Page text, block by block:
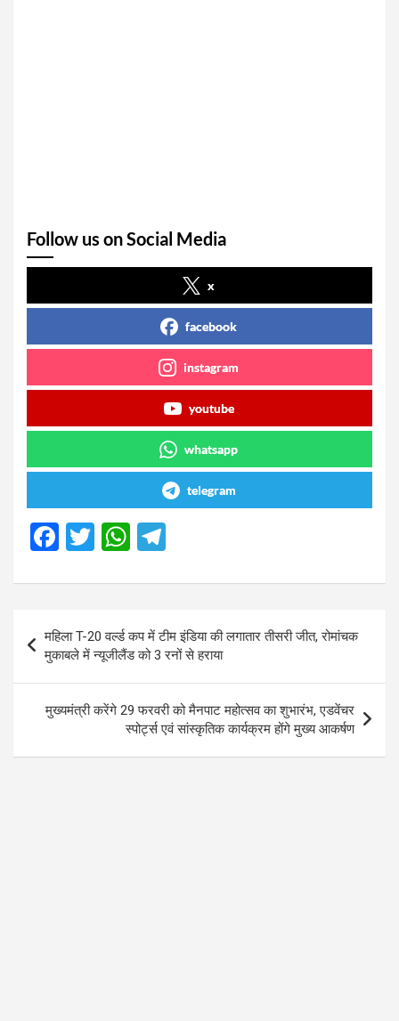
Follow us on Social Media
x
facebook
instagram
youtube
whatsapp
telegram
F
ce
b
o
o
k
T
tt
er
W
at
A
p
p
e
gr
a
m
Post
navigation
महिला T-20 वर्ल्ड कप में टीम इंडिया की लगातार तीसरी जीत, रोमांचक
मुकाबले में न्यूजीलैंड को 3 रनों से हराया
मुख्यमंत्री करेंगे 29 फरवरी को मैनपाट महोत्सव का शुभारंभ, एडवेंचर
स्पोर्ट्स एवं सांस्कृतिक कार्यक्रम होंगे मुख्य आकर्षण